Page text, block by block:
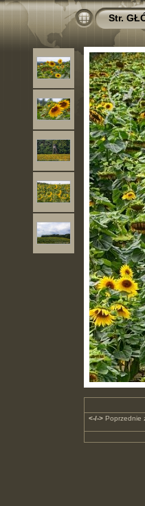
Str.
<-/->Poprzednie